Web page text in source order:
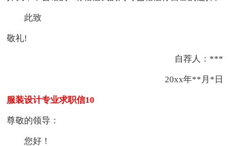
此致
敬礼!
自荐人：***
20xx年**月*日
服装设计专业求职信10
尊敬的领导：
您好！